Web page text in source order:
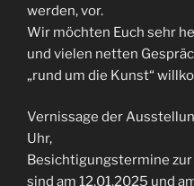
werden, vor.
Wir möchten Euch sehr
und vielen netten
„rund um die Kunst“
Vernissage der
Uhr,
Besichtigungstermine
sind am 12.01.2025 und